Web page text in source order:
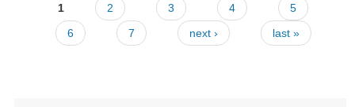
1 2 3 4
5
6
7 next › last »